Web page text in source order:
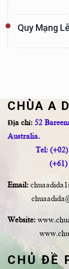
Quy Mạng
CHÙA A
Địa chỉ: 52
Australia.
Tel: (+02)
(+61)
Email:
Website:
CHỦ ĐỀ